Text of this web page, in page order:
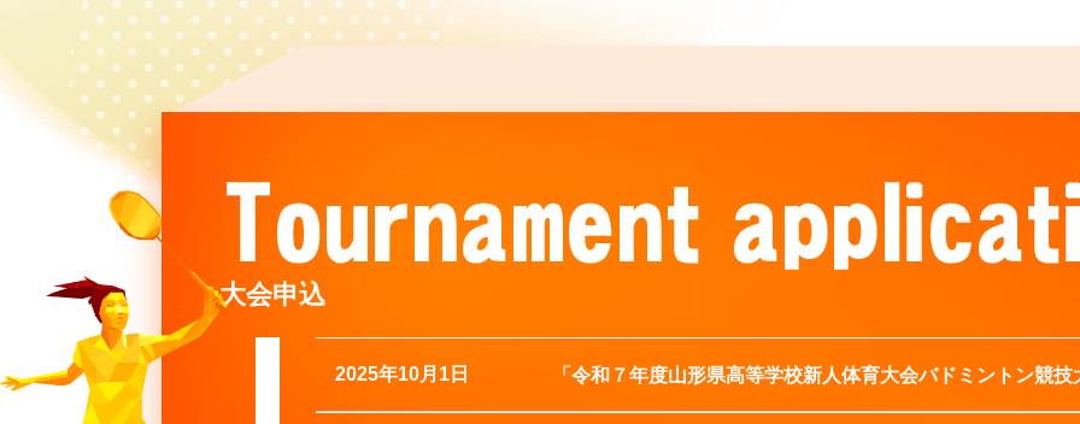
大会申込
2025年10月1日 「令和７年度山形県高等学校新人体育大会バドミントン競技